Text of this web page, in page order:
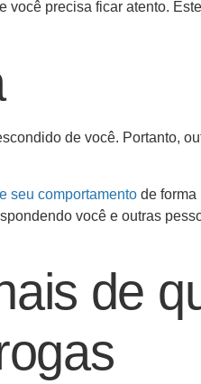
você precisa ficar atento.
de você. Portanto,
seu comportamento de forma
você e outras
de